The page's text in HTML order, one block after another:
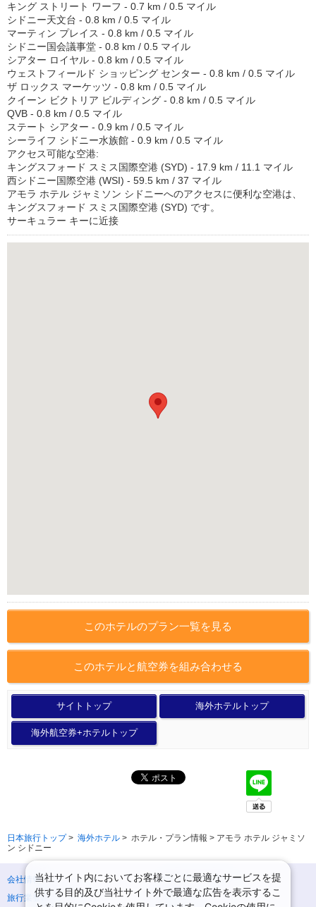
キング ストリート ワーフ - 0.7 km / 0.5 マイル
シドニー天文台 - 0.8 km / 0.5 マイル
マーティン プレイス - 0.8 km / 0.5 マイル
シドニー国会議事堂 - 0.8 km / 0.5 マイル
シアター ロイヤル - 0.8 km / 0.5 マイル
ウェストフィールド ショッピング センター - 0.8 km / 0.5 マイル
ザ ロックス マーケッツ - 0.8 km / 0.5 マイル
クイーン ビクトリア ビルディング - 0.8 km / 0.5 マイル
QVB - 0.8 km / 0.5 マイル
ステート シアター - 0.9 km / 0.5 マイル
シーライフ シドニー水族館 - 0.9 km / 0.5 マイル
アクセス可能な空港:
キングスフォード スミス国際空港 (SYD) - 17.9 km / 11.1 マイル
西シドニー国際空港 (WSI) - 59.5 km / 37 マイル
アモラ ホテル ジャミソン シドニーへのアクセスに便利な空港は、
キングスフォード スミス国際空港 (SYD) です。
サーキュラー キーに近接
このホテルのプラン一覧を見る
このホテルと航空券を組み合わせる
サイトトップ 海外ホテルトップ
海外航空券+ホテルトップ
日本旅行トップ> 海外ホテル > ホテル・プラン情報 > アモラ ホテル ジャミソ
ン シドニー
会社情報
プライバシーポリシー
旅行業登録票・約款
規約集
当社サイト内においてお客様ごとに最適なサービスを提
供する目的及び当社サイト外で最適な広告を表示するこ